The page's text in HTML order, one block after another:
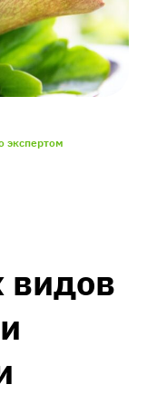
экспертом
видов